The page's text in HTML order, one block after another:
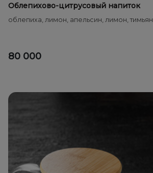
Облепихово-цитрусовый напиток
облепиха, лимон, апельсин, лимон, тимьян
80 000